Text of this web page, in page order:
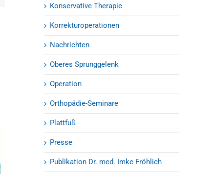
Konservative Therapie
Korrekturoperationen
Nachrichten
Oberes Sprunggelenk
Operation
Orthopädie-Seminare
Plattfuß
Presse
Publikation Dr. med. Imke Fröhlich